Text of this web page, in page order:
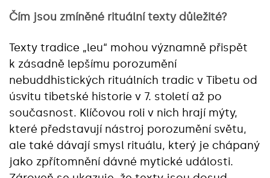
Čím jsou zmíněné rituální texty důležité?
Texty tradice „leu“ mohou významně přispět
k zásadně lepšímu porozumění
nebuddhistických rituálních tradic v Tibetu od
úsvitu tibetské historie v 7. století až po
současnost. Klíčovou roli v nich hrají mýty,
které představují nástroj porozumění světu,
ale také dávají smysl rituálu, který je chápaný
jako zpřítomnění dávné mytické události.